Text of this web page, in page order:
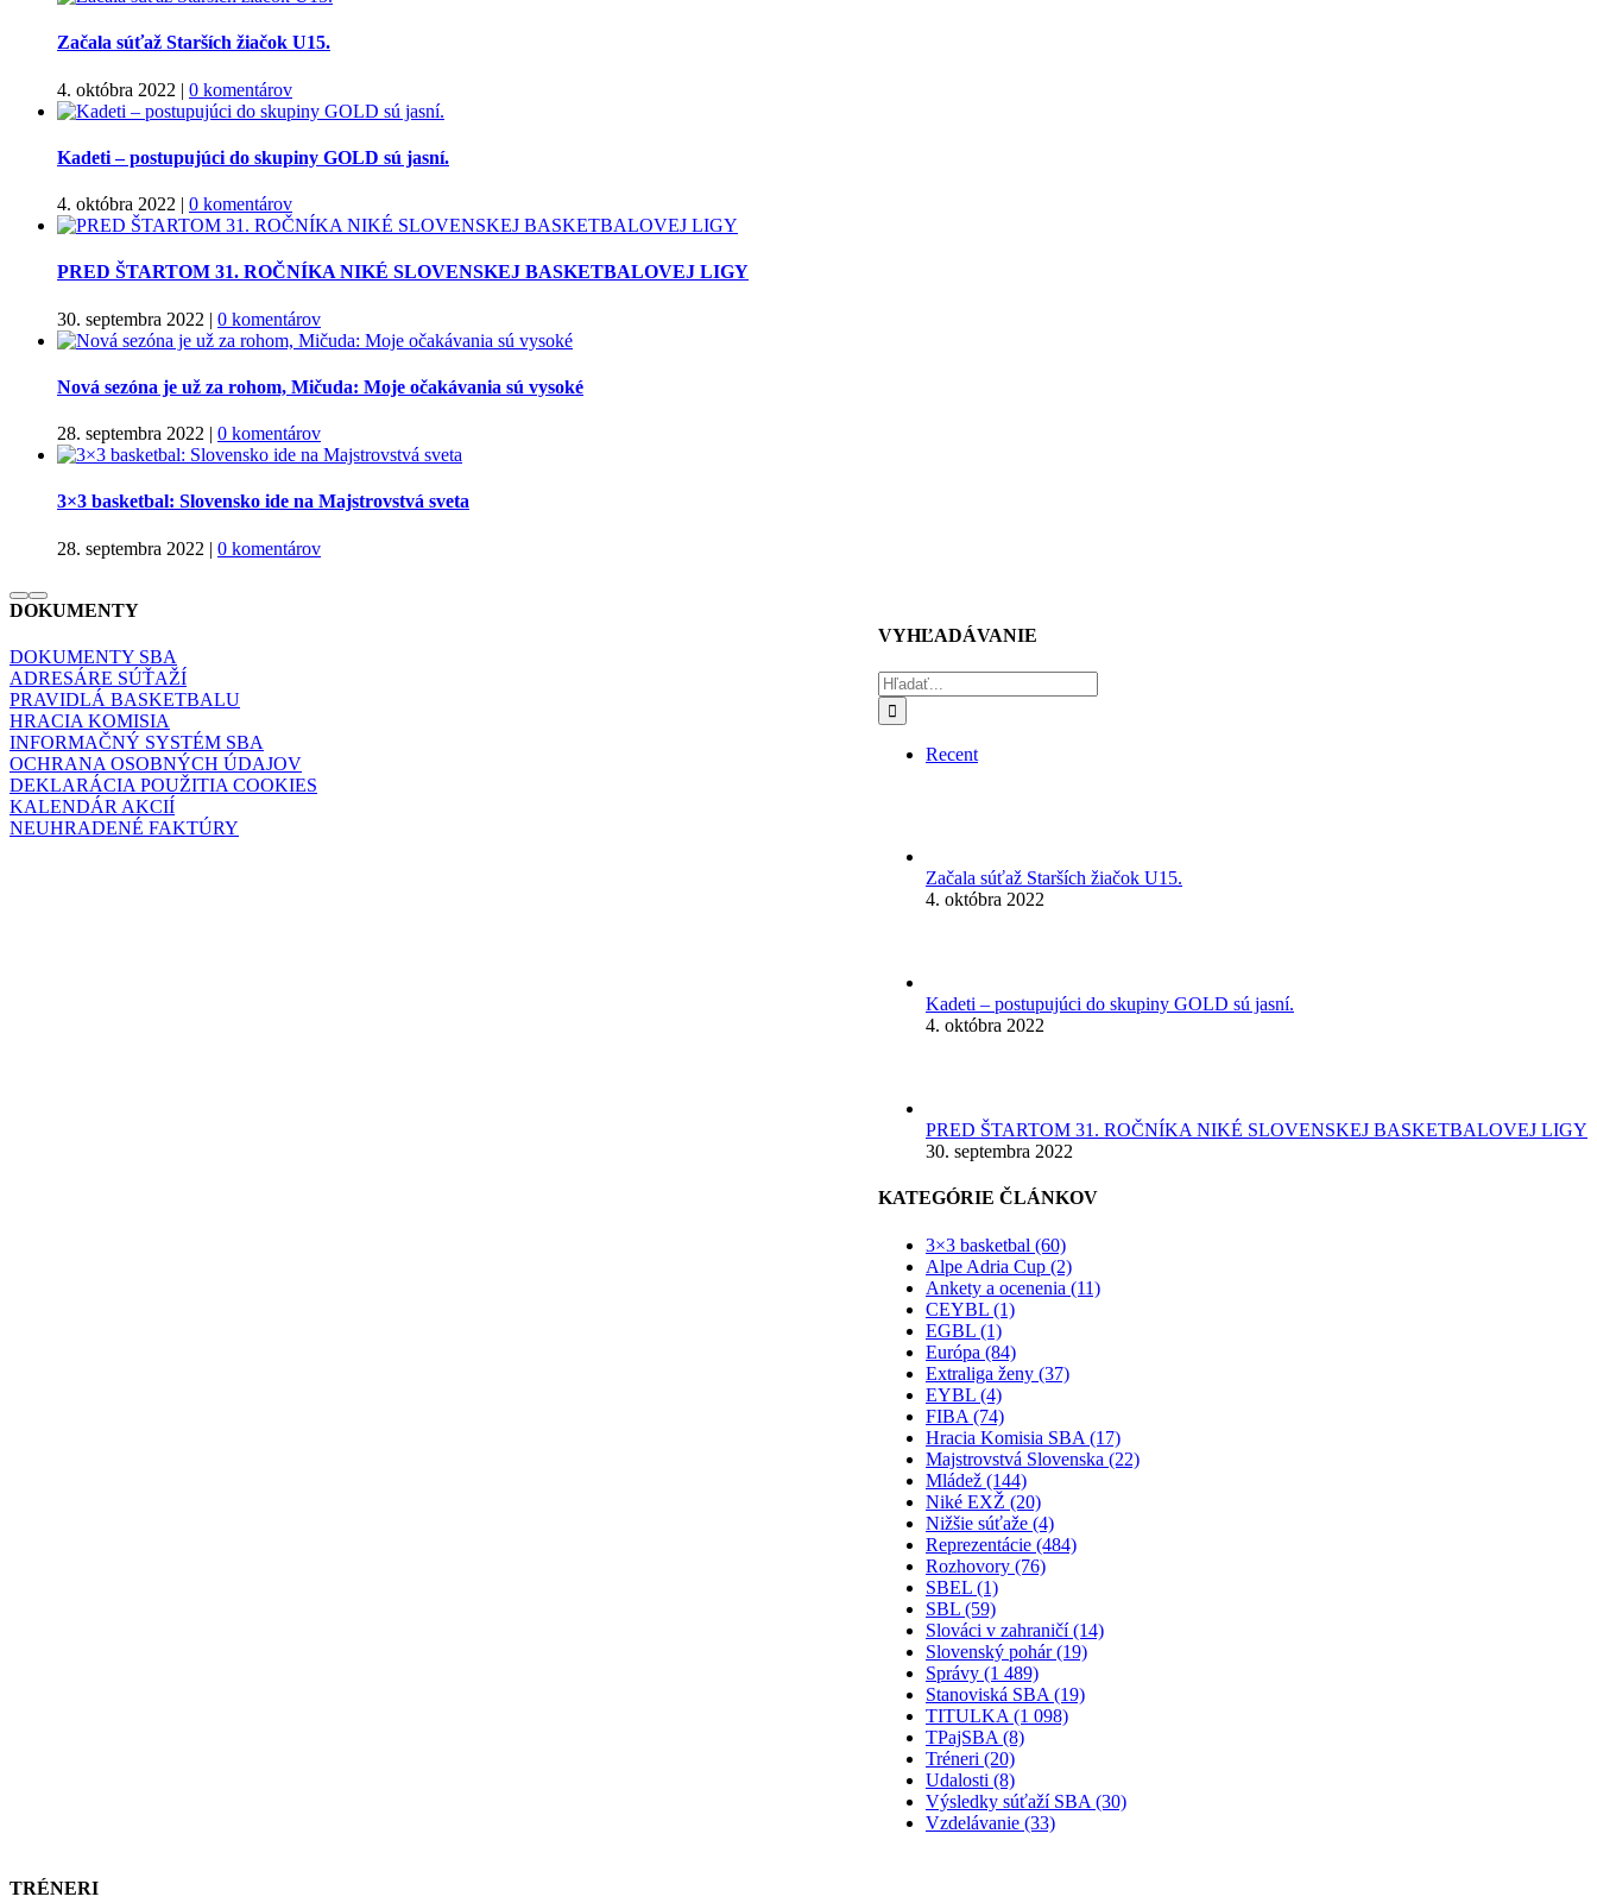
Začala súťaž Starších žiačok U15.
4. októbra 2022 | 0 komentárov
Kadeti – postupujúci do skupiny GOLD sú jasní.
4. októbra 2022 | 0 komentárov
PRED ŠTARTOM 31. ROČNÍKA NIKÉ SLOVENSKEJ BASKETBALOVEJ LIGY
30. septembra 2022 | 0 komentárov
Nová sezóna je už za rohom, Mičuda: Moje očakávania sú vysoké
28. septembra 2022 | 0 komentárov
3×3 basketbal: Slovensko ide na Majstrovstvá sveta
28. septembra 2022 | 0 komentárov
VYHĽADÁVANIE
Hľadať:
Recent
Začala súťaž Starších žiačok U15.
4. októbra 2022
Kadeti – postupujúci do skupiny GOLD sú jasní.
4. októbra 2022
PRED ŠTARTOM 31. ROČNÍKA NIKÉ SLOVENSKEJ BASKETBALOVEJ LIGY
30. septembra 2022
KATEGÓRIE ČLÁNKOV
3×3 basketbal (60)
Alpe Adria Cup (2)
Ankety a ocenenia (11)
CEYBL (1)
EGBL (1)
Európa (84)
Extraliga ženy (37)
EYBL (4)
FIBA (74)
Hracia Komisia SBA (17)
Majstrovstvá Slovenska (22)
Mládež (144)
Niké EXŽ (20)
Nižšie súťaže (4)
Reprezentácie (484)
Rozhovory (76)
SBEL (1)
SBL (59)
Slováci v zahraničí (14)
Slovenský pohár (19)
Správy (1 489)
Stanoviská SBA (19)
TITULKA (1 098)
TPajSBA (8)
Tréneri (20)
Udalosti (8)
Výsledky súťaží SBA (30)
Vzdelávanie (33)
DOKUMENTY
DOKUMENTY SBA
ADRESÁRE SÚŤAŽÍ
PRAVIDLÁ BASKETBALU
HRACIA KOMISIA
INFORMAČNÝ SYSTÉM SBA
OCHRANA OSOBNÝCH ÚDAJOV
DEKLARÁCIA POUŽITIA COOKIES
KALENDÁR AKCIÍ
NEUHRADENÉ FAKTÚRY
TRÉNERI